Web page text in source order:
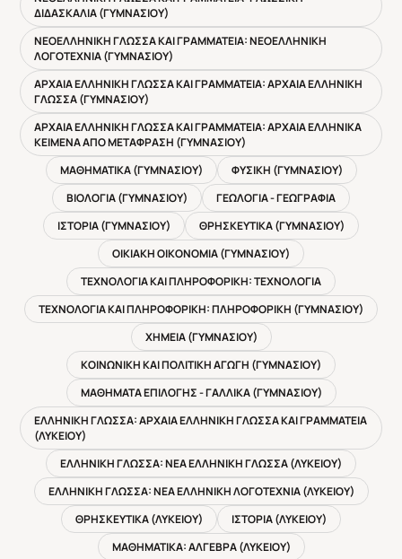
ΔΙΔΑΣΚΑΛΙΑ (ΓΥΜΝΑΣΙΟΥ)
ΝΕΟΕΛΛΗΝΙΚΗ ΓΛΩΣΣΑ ΚΑΙ ΓΡΑΜΜΑΤΕΙΑ: ΝΕΟΕΛΛΗΝΙΚΗ
ΛΟΓΟΤΕΧΝΙΑ (ΓΥΜΝΑΣΙΟΥ)
ΑΡΧΑΙΑ ΕΛΛΗΝΙΚΗ ΓΛΩΣΣΑ ΚΑΙ ΓΡΑΜΜΑΤΕΙΑ: ΑΡΧΑΙΑ ΕΛΛΗΝΙΚΗ
ΓΛΩΣΣΑ (ΓΥΜΝΑΣΙΟΥ)
ΑΡΧΑΙΑ ΕΛΛΗΝΙΚΗ ΓΛΩΣΣΑ ΚΑΙ ΓΡΑΜΜΑΤΕΙΑ: ΑΡΧΑΙΑ ΕΛΛΗΝΙΚΑ
ΚΕΙΜΕΝΑ ΑΠΟ ΜΕΤΑΦΡΑΣΗ (ΓΥΜΝΑΣΙΟΥ)
ΜΑΘΗΜΑΤΙΚΑ (ΓΥΜΝΑΣΙΟΥ)
ΦΥΣΙΚΗ (ΓΥΜΝΑΣΙΟΥ)
ΒΙΟΛΟΓΙΑ (ΓΥΜΝΑΣΙΟΥ)
ΓΕΩΛΟΓΙΑ - ΓΕΩΓΡΑΦΙΑ
ΙΣΤΟΡΙΑ (ΓΥΜΝΑΣΙΟΥ)
ΘΡΗΣΚΕΥΤΙΚΑ (ΓΥΜΝΑΣΙΟΥ)
ΟΙΚΙΑΚΗ ΟΙΚΟΝΟΜΙΑ (ΓΥΜΝΑΣΙΟΥ)
ΤΕΧΝΟΛΟΓΙΑ ΚΑΙ ΠΛΗΡΟΦΟΡΙΚΗ: ΤΕΧΝΟΛΟΓΙΑ
ΤΕΧΝΟΛΟΓΙΑ ΚΑΙ ΠΛΗΡΟΦΟΡΙΚΗ: ΠΛΗΡΟΦΟΡΙΚΗ (ΓΥΜΝΑΣΙΟΥ)
ΧΗΜΕΙΑ (ΓΥΜΝΑΣΙΟΥ)
ΚΟΙΝΩΝΙΚΗ ΚΑΙ ΠΟΛΙΤΙΚΗ ΑΓΩΓΗ (ΓΥΜΝΑΣΙΟΥ)
ΜΑΘΗΜΑΤΑ ΕΠΙΛΟΓΗΣ - ΓΑΛΛΙΚΑ (ΓΥΜΝΑΣΙΟΥ)
ΕΛΛΗΝΙΚΗ ΓΛΩΣΣΑ: ΑΡΧΑΙΑ ΕΛΛΗΝΙΚΗ ΓΛΩΣΣΑ ΚΑΙ ΓΡΑΜΜΑΤΕΙΑ
(ΛΥΚΕΙΟΥ)
ΕΛΛΗΝΙΚΗ ΓΛΩΣΣΑ: ΝΕΑ ΕΛΛΗΝΙΚΗ ΓΛΩΣΣΑ (ΛΥΚΕΙΟΥ)
ΕΛΛΗΝΙΚΗ ΓΛΩΣΣΑ: ΝΕΑ ΕΛΛΗΝΙΚΗ ΛΟΓΟΤΕΧΝΙΑ (ΛΥΚΕΙΟΥ)
ΘΡΗΣΚΕΥΤΙΚΑ (ΛΥΚΕΙΟΥ)
ΙΣΤΟΡΙΑ (ΛΥΚΕΙΟΥ)
ΜΑΘΗΜΑΤΙΚΑ: ΑΛΓΕΒΡΑ (ΛΥΚΕΙΟΥ)